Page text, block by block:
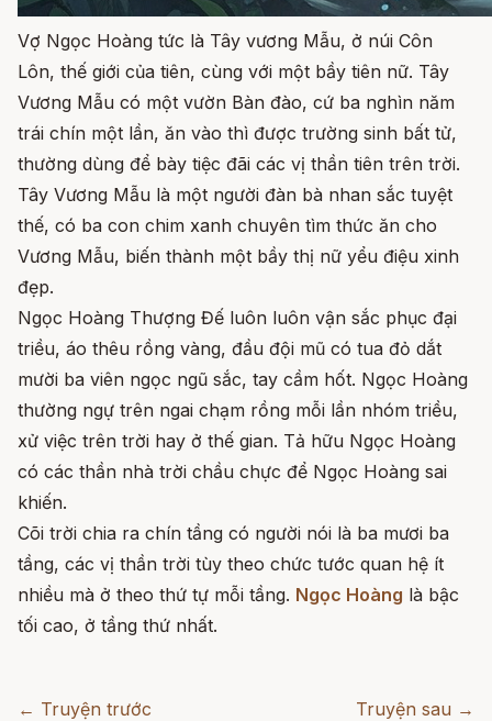
Vợ Ngọc Hoàng tức là Tây vương Mẫu, ở núi Côn
Lôn, thế giới của tiên, cùng với một bầy tiên nữ. Tây
Vương Mẫu có một vườn Bàn đào, cứ ba nghìn năm
trái chín một lần, ăn vào thì được trường sinh bất tử,
thường dùng để bày tiệc đãi các vị thần tiên trên trời.
Tây Vương Mẫu là một người đàn bà nhan sắc tuyệt
thế, có ba con chim xanh chuyên tìm thức ăn cho
Vương Mẫu, biến thành một bầy thị nữ yểu điệu xinh
đẹp.
Ngọc Hoàng Thượng Đế luôn luôn vận sắc phục đại
triều, áo thêu rồng vàng, đầu đội mũ có tua đỏ dắt
mười ba viên ngọc ngũ sắc, tay cầm hốt. Ngọc Hoàng
thường ngự trên ngai chạm rồng mỗi lần nhóm triều,
xử việc trên trời hay ở thế gian. Tả hữu Ngọc Hoàng
có các thần nhà trời chầu chực để Ngọc Hoàng sai
khiến.
Cõi trời chia ra chín tầng có người nói là ba mươi ba
tầng, các vị thần trời tùy theo chức tước quan hệ ít
nhiều mà ở theo thứ tự mỗi tầng. Ngọc Hoàng là bậc
tối cao, ở tầng thứ nhất.
← Truyện trước Truyện sau →